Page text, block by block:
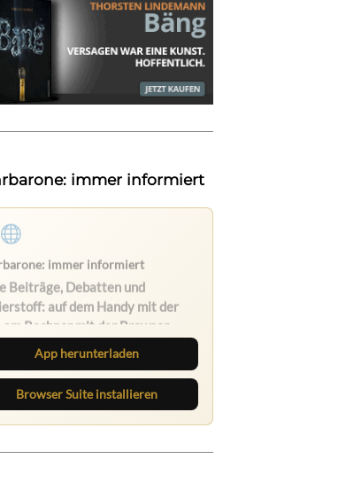
immer informiert
App herunterladen
Browser Suite installieren